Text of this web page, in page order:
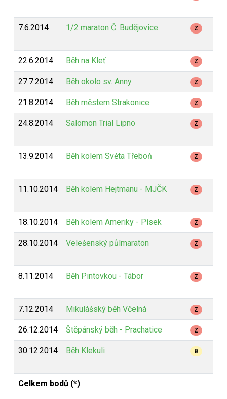
7.6.2014 1/2 maraton Č. Budějovice Z
22.6.2014 Běh na Kleť Z
27.7.2014 Běh okolo sv. Anny Z
21.8.2014 Běh městem Strakonice Z
24.8.2014 Salomon Trial Lipno Z
13.9.2014 Běh kolem Světa Třeboň Z
11.10.2014 Běh kolem Hejtmanu - MJČK Z
18.10.2014 Běh kolem Ameriky - Písek Z
28.10.2014 Velešenský půlmaraton Z
8.11.2014 Běh Pintovkou - Tábor Z
7.12.2014 Mikulášský běh Včelná Z
26.12.2014 Štěpánský běh - Prachatice Z
30.12.2014 Běh Klekuli B
Celkem bodů (*)